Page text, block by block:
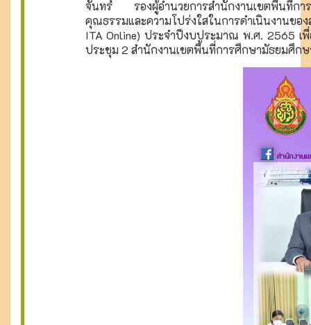
จันทร์ รองผู้อำนวยการสำนักงานเขตพื้นที่กา
คุณธรรมและความโปร่งใสในการดำเนินงานขอ
ITA Online) ประจำปีงบประมาณ พ.ศ. 2565 เ
ประชุม 2 สำนักงานเขตพื้นที่การศึกษามัธยมศึก